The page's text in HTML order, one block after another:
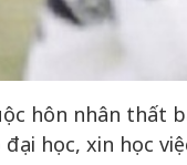
hôn nhân thất
học, xin học